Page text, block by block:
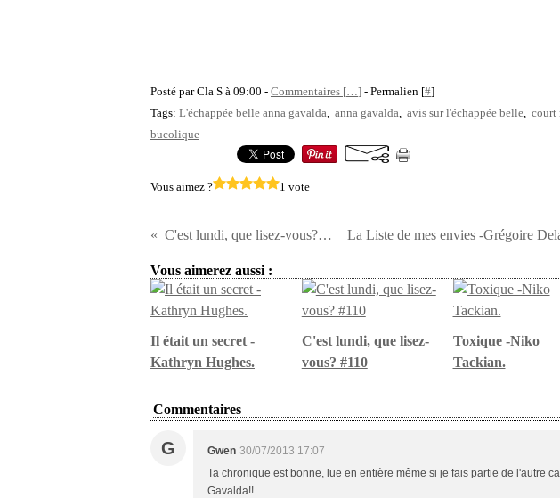
Posté par Cla S à 09:00 - Commentaires […] - Permalien [#]
Tags: L'échappée belle anna gavalda, anna gavalda, avis sur l'échappée belle, court
bucolique
Vous aimez ? 1 vote
C'est lundi, que lisez-vous? #23
Vous aimerez aussi :
Il était un secret -
Kathryn Hughes.
C'est lundi, que lisez-
vous? #110
Toxique -Niko
Tackian.
Commentaires
G Gwen 30/07/2013 17:07
Ta chronique est bonne, lue en entière même si je fais partie de l'autre
Gavalda!!